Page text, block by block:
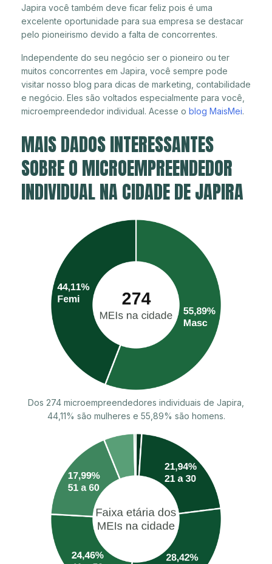
Japira você também deve ficar feliz pois é uma
excelente oportunidade para sua empresa se destacar
pelo pioneirismo devido a falta de concorrentes.
Independente do seu negócio ser o pioneiro ou ter
muitos concorrentes em Japira, você sempre pode
visitar nosso blog para dicas de marketing, contabilidade
e negócio. Eles são voltados especialmente para você,
microempreendedor individual. Acesse o blog MaisMei.
MAIS DADOS INTERESSANTES
SOBRE O MICROEMPREENDEDOR
INDIVIDUAL NA CIDADE DE JAPIRA
Dos 274 microempreendedores individuais de Japira,
44,11% são mulheres e 55,89% são homens.